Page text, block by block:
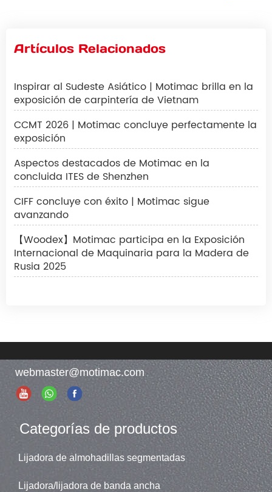
Artículos Relacionados
Inspirar al Sudeste Asiático | Motimac brilla en la
exposición de carpintería de Vietnam
CCMT 2026 | Motimac concluye perfectamente la
exposición
Aspectos destacados de Motimac en la
concluida ITES de Shenzhen
CIFF concluye con éxito | Motimac sigue
avanzando
【Woodex】Motimac participa en la Exposición
Internacional de Maquinaria para la Madera de
Rusia 2025
webmaster@motimac.com
Categorías de productos
Lijadora de almohadillas segmentadas
Lijadora/lijadora de banda ancha